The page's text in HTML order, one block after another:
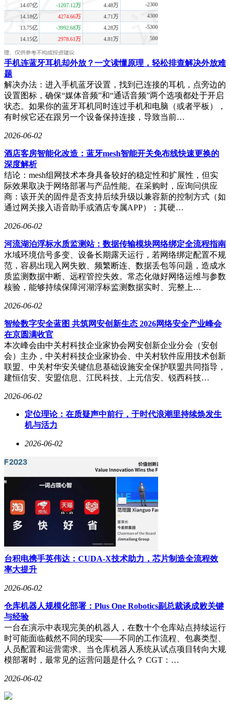
而，近三年公司累计派现为0元，这可能与公司的战略规划和
资金需求有关。机构持仓方面，截止2026年3月31日，香港中
央结算有限公司位居福田汽车第三大流通股东，持股1.87亿
股。同时，南方中证500ETF退出了十大流通股东之列，这反
映了市场持仓结构的变化。
手机连蓝牙耳机却外放？一文读懂原理，轻松排查解决外放难
题
解决办法：进入手机蓝牙设置，找到已连接的耳机，点旁边的
设置图标，确保“媒体音频”和“通话音频”两个选项都处于开启
状态。如果你的蓝牙耳机同时连过手机和电脑（或者平板），
有时候它还在跟另一个设备保持连接，导致当前…
2026-06-02
酒店客房智能化改造：蓝牙mesh智能开关免布线快速更换的
深度解析
结论：mesh组网技术本身具备较好的稳定性和扩展性，但实
际效果取决于网络部署与产品性能。在采购时，应询问供应
商：该开关的固件是否支持后续升级以兼容新的控制方式（如
通过网关接入语音助手或酒店专属APP）；其硬…
2026-06-02
河流湖泊浮标水质监测站：数据传输模块网络绑定全流程指南
水域环境信号多变、设备长期露天运行，若网络绑定配置不规
范，容易出现入网失败、频繁断连、数据丢包等问题，造成水
质监测数据中断、远程管控失效。常态化做好网络运维与参数
核验，能够持续保障河湖浮标监测数据实时、完整上…
2026-06-02
智绘数字安全蓝图 共筑网安创新生态 2026网络安全产业峰会
在京圆满收官
本次峰会由中关村科技企业家协会网安创新企业分会（安创
会）主办，中关村科技企业家协会、中关村软件应用技术创新
联盟、中关村华安关键信息基础设施安全保护联盟共同指导，
建恒信安、安盟信息、江民科技、上元信安、锐西科技…
2026-06-02
定位理论：在质疑声中前行，于时代浪潮里持续焕发生
机与活力
2026-06-02
台积电携手英伟达：CUDA-X技术助力，芯片制造全流程效
率大提升
2026-06-02
仓库机器人规模化部署：Plus One Robotics副总裁谈成败关键
与经验
一台在演示中表现完美的机器人，在数十个仓库站点持续运行
时可能面临截然不同的现实——不同的工作流程、包裹类型、
人员配置和运营需求。当仓库机器人系统从试点项目转向大规
模部署时，最常见的运营问题是什么？ CGT：…
2026-06-02